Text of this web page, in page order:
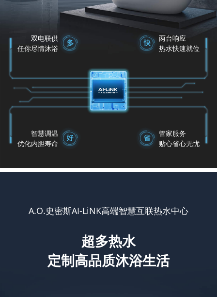
双电联供
任你尽情沐浴
智慧调温
优化内胆寿命
两台响应
热水快速就位
管家服务
贴心省心无忧
A.O.史密斯AI-LiNK高端智慧互联热水中心
超多热水
定制高品质沐浴生活